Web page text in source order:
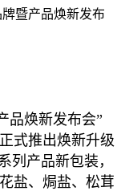
暨产品焕新发布
品焕新发布会”
式推出焕新升级
列产品新包装，
盐、焗盐、松茸